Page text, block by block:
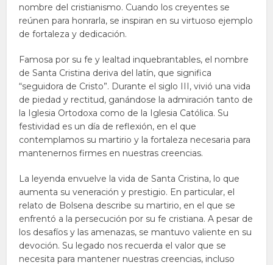
nombre del cristianismo. Cuando los creyentes se
reúnen para honrarla, se inspiran en su virtuoso ejemplo
de fortaleza y dedicación.
Famosa por su fe y lealtad inquebrantables, el nombre
de Santa Cristina deriva del latín, que significa
“seguidora de Cristo”. Durante el siglo III, vivió una vida
de piedad y rectitud, ganándose la admiración tanto de
la Iglesia Ortodoxa como de la Iglesia Católica. Su
festividad es un día de reflexión, en el que
contemplamos su martirio y la fortaleza necesaria para
mantenernos firmes en nuestras creencias.
La leyenda envuelve la vida de Santa Cristina, lo que
aumenta su veneración y prestigio. En particular, el
relato de Bolsena describe su martirio, en el que se
enfrentó a la persecución por su fe cristiana. A pesar de
los desafíos y las amenazas, se mantuvo valiente en su
devoción. Su legado nos recuerda el valor que se
necesita para mantener nuestras creencias, incluso